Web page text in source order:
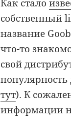
Как стало
собственный
название
что-то
свой
тут). К
информации